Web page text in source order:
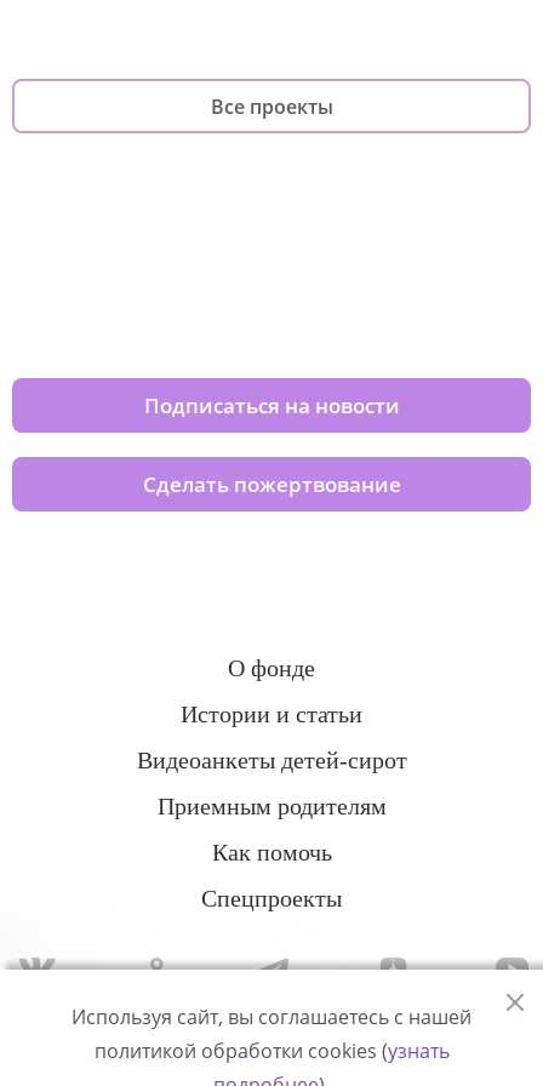
Все проекты
Подписаться на новости
Сделать пожертвование
О фонде
Истории и статьи
Видеоанкеты детей-сирот
Приемным родителям
Как помочь
Спецпроекты
Политика конфиденциальности
Используя сайт, вы соглашаетесь с нашей
политикой обработки cookies (узнать